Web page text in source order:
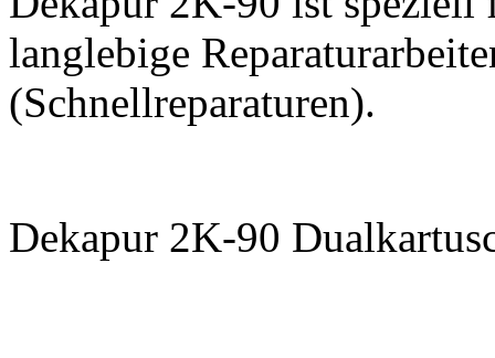
langlebige
(Schnellreparaturen).
Dekapur 2K-90